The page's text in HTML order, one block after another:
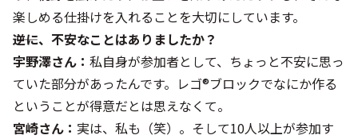
楽しめる仕掛けを入れることを大切にしています。
――逆に、不安なことはありましたか？
宇野澤さん： 私自身が参加者として、ちょっと不安に思っ
ていた部分があったんです。レゴ®ブロックでなにか作る
ということが得意だとは思えなくて。
宮崎さん： 実は、私も（笑）。そして10人以上が参加す